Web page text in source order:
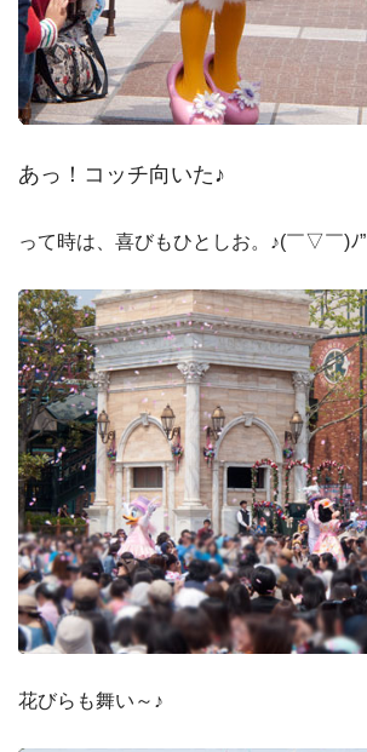
あっ！コッチ向いた♪
って時は、喜びもひとしお。♪(￣▽￣)ﾉ”
花びらも舞い～♪